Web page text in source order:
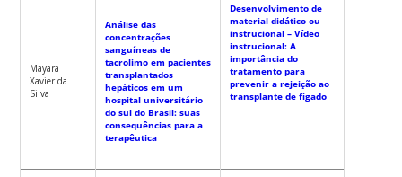
Mayara
Xavier da
Silva
Análise das
concentrações
sanguíneas de
tacrolimo em pacientes
transplantados
hepáticos em um
hospital universitário
do sul do Brasil: suas
consequências para a
terapêutica
Desenvolvimento de
material didático ou
instrucional – Vídeo
instrucional: A
importância do
tratamento para
prevenir a rejeição ao
transplante de fígado